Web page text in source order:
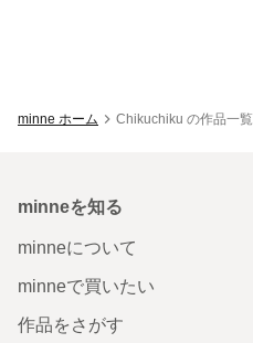
minne ホーム Chikuchiku の作品一覧
minneを知る
minneについて
minneで買いたい
作品をさがす